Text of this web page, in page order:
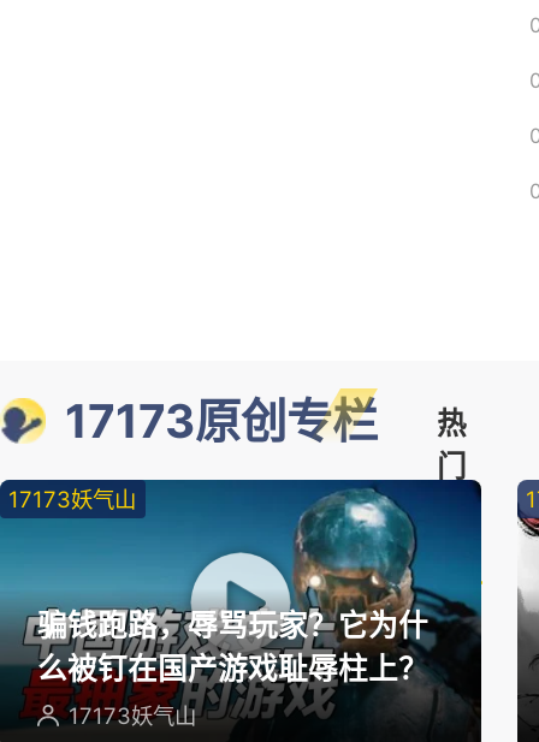
17173原创专栏
热
门
17173妖气山
骗钱跑路，辱骂玩家？它为什
么被钉在国产游戏耻辱柱上？
17173妖气山